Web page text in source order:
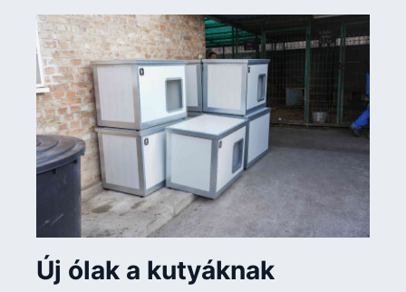
Új ólak a kutyáknak